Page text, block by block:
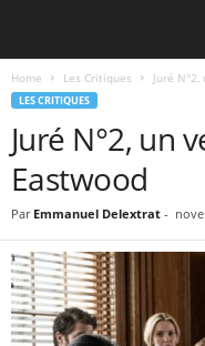
Home Les Critiques Juré
LES CRITIQUES
Juré N°2, un
Eastwood
Par Emmanuel Delextrat -